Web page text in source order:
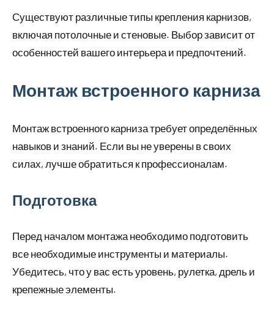
Существуют различные типы крепления карнизов,
включая потолочные и стеновые. Выбор зависит от
особенностей вашего интерьера и предпочтений.
Монтаж встроенного карниза
Монтаж встроенного карниза требует определённых
навыков и знаний. Если вы не уверены в своих
силах, лучше обратиться к профессионалам.
Подготовка
Перед началом монтажа необходимо подготовить
все необходимые инструменты и материалы.
Убедитесь, что у вас есть уровень, рулетка, дрель и
крепежные элементы.